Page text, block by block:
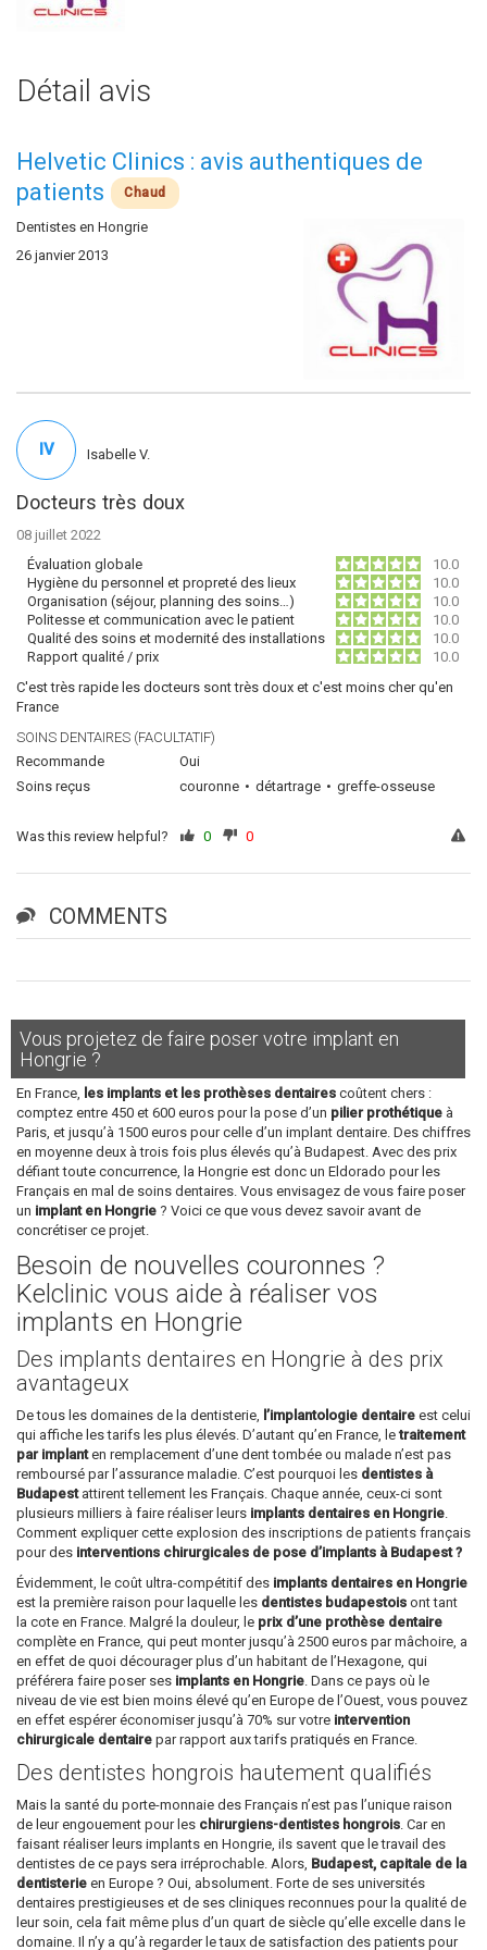
Détail avis
Helvetic Clinics : avis authentiques de
patients
Chaud
Dentistes en Hongrie
26 janvier 2013
Docteurs très doux
08 juillet 2022
Évaluation globale
10.0
Hygiène du personnel et propreté des lieux
10.0
Organisation (séjour, planning des soins…)
10.0
Politesse et communication avec le patient
10.0
Qualité des soins et modernité des installations
10.0
Rapport qualité / prix
10.0
C'est très rapide les docteurs sont très doux et c'est moins cher qu'en
France
SOINS DENTAIRES (FACULTATIF)
Recommande
Oui
Soins reçus
couronne détartrage greffe-osseuse
IV Isabelle V.
Was this review helpful? 0 0
COMMENTS
Vous projetez de faire poser votre implant en
Hongrie ?
En France, les implants et les prothèses dentaires coûtent chers :
comptez entre 450 et 600 euros pour la pose d’un pilier prothétique à
Paris, et jusqu’à 1500 euros pour celle d’un implant dentaire. Des chiffres
en moyenne deux à trois fois plus élevés qu’à Budapest. Avec des prix
défiant toute concurrence, la Hongrie est donc un Eldorado pour les
Français en mal de soins dentaires. Vous envisagez de vous faire poser
un implant en Hongrie ? Voici ce que vous devez savoir avant de
concrétiser ce projet.
Besoin de nouvelles couronnes ?
Kelclinic vous aide à réaliser vos
implants en Hongrie
Des implants dentaires en Hongrie à des prix
avantageux
De tous les domaines de la dentisterie, l’implantologie dentaire est celui
qui affiche les tarifs les plus élevés. D’autant qu’en France, letraitement
par implanten remplacement d’une dent tombée ou malade n’est pas
remboursé par l’assurance maladie. C’est pourquoi les dentistes à
Budapestattirent tellement les Français. Chaque année, ceux-ci sont
plusieurs milliers à faire réaliser leurs implants dentaires en Hongrie.
Comment expliquer cette explosion des inscriptions de patients français
pour des interventions chirurgicales de pose d’implants à Budapest ?
Évidemment, le coût ultra-compétitif des implants dentaires en Hongrie
est la première raison pour laquelle les dentistes budapestois ont tant
la cote en France. Malgré la douleur, le prix d’une prothèse dentaire
complète en France, qui peut monter jusqu’à 2500 euros par mâchoire, a
en effet de quoi décourager plus d’un habitant de l’Hexagone, qui
préférera faire poser ses implants en Hongrie. Dans ce pays où le
niveau de vie est bien moins élevé qu’en Europe de l’Ouest, vous pouvez
en effet espérer économiser jusqu’à 70% sur votre intervention
chirurgicale dentaire par rapport aux tarifs pratiqués en France.
Des dentistes hongrois hautement qualifiés
Mais la santé du porte-monnaie des Français n’est pas l’unique raison
de leur engouement pour les chirurgiens-dentistes hongrois. Car en
faisant réaliser leurs implants en Hongrie, ils savent que le travail des
dentistes de ce pays sera irréprochable. Alors, Budapest, capitale de la
dentisterie en Europe ? Oui, absolument. Forte de ses universités
dentaires prestigieuses et de ses cliniques reconnues pour la qualité de
leur soin, cela fait même plus d’un quart de siècle qu’elle excelle dans le
domaine. Il n’y a qu’à regarder le taux de satisfaction des patients pour